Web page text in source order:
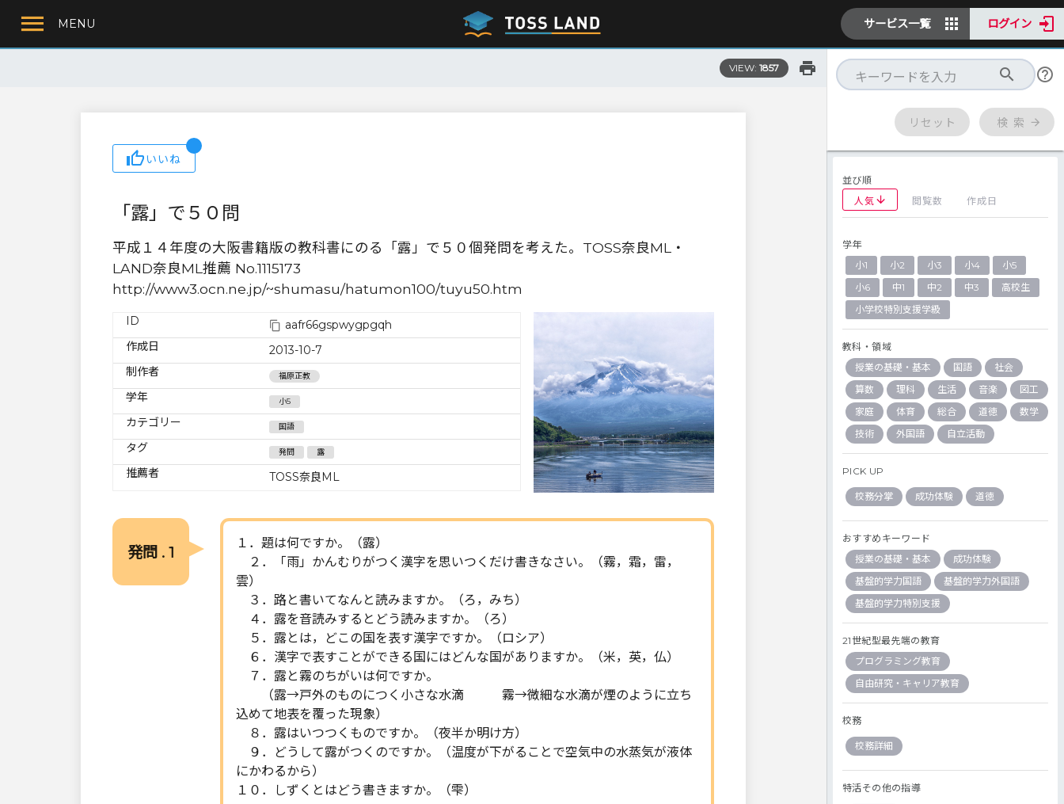
MENU サービス一覧 ログイン
VIEW: 1857
いいね
「露」で５０問
平成１４年度の大阪書籍版の教科書にのる「露」で５０個発問を考えた。TOSS奈良ML・
LAND奈良ML推薦 No.1115173
http://www3.ocn.ne.jp/~shumasu/hatumon100/tuyu50.htm
ID
aafr66gspwygpgqh
作成日
2013-10-7
制作者
福原正教
学年 小5
カテゴリー 国語
タグ 発問 露
推薦者 TOSS奈良ML
発問 . 1
１．題は何ですか。（露）
２．「雨」かんむりがつく漢字を思いつくだけ書きなさい。（霧，霜，雷，
雲）
３．路と書いてなんと読みますか。（ろ，みち）
４．露を音読みするとどう読みますか。（ろ）
５．露とは，どこの国を表す漢字ですか。（ロシア）
６．漢字で表すことができる国にはどんな国がありますか。（米，英，仏）
７．露と霧のちがいは何ですか。
（露→戸外のものにつく小さな水滴 霧→微細な水滴が煙のように立ち
込めて地表を覆った現象）
８．露はいつつくものですか。（夜半か明け方）
９．どうして露がつくのですか。（温度が下がることで空気中の水蒸気が液体
にかわるから）
１０．しずくとはどう書きますか。（雫）
リセット 検 索
並び順
人気
閲覧数 作成日
学年
小1
小2 小3 小4
小5
小6
中1 中2 中3
高校生
小学校特別支援学級
教科・領域
授業の基礎・基本
国語
社会
算数
理科 生活 音楽
図工
家庭
体育 総合 道徳
数学
技術
外国語 自立活動
PICK UP
校務分掌 成功体験 道徳
おすすめキーワード
授業の基礎・基本
成功体験
基盤的学力国語
基盤的学力外国語
基盤的学力特別支援
21世紀型最先端の教育
プログラミング教育
自由研究・キャリア教育
校務
校務詳細
特活その他の指導